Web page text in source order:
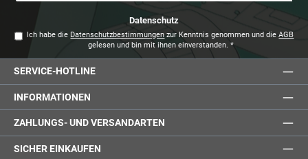
Datenschutz
Ich habe die Datenschutzbestimmungen zur Kenntnis genommen und dieAGB
gelesen und bin mit ihnen einverstanden. *
SERVICE-HOTLINE
INFORMATIONEN
ZAHLUNGS- UND VERSANDARTEN
SICHER EINKAUFEN